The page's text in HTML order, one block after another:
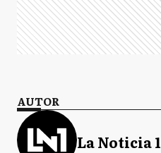
AUTOR
La Noticia 1